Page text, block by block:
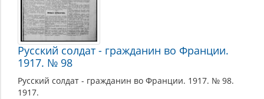
Русский солдат - гражданин во Франции.
1917. № 98
Русский солдат - гражданин во Франции. 1917. № 98.
1917.